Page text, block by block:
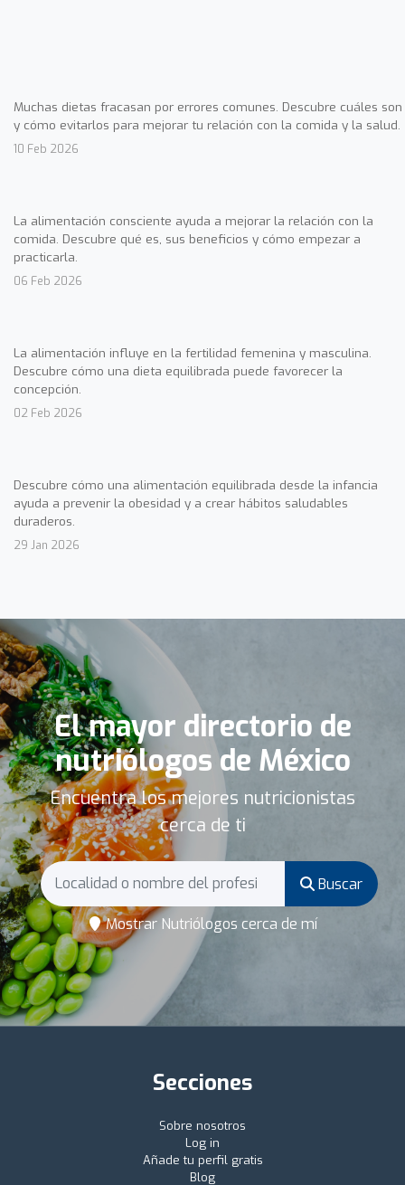
Muchas dietas fracasan por errores comunes. Descubre cuáles son
y cómo evitarlos para mejorar tu relación con la comida y la salud.
10 Feb 2026
La alimentación consciente ayuda a mejorar la relación con la
comida. Descubre qué es, sus beneficios y cómo empezar a
practicarla.
06 Feb 2026
La alimentación influye en la fertilidad femenina y masculina.
Descubre cómo una dieta equilibrada puede favorecer la
concepción.
02 Feb 2026
Descubre cómo una alimentación equilibrada desde la infancia
ayuda a prevenir la obesidad y a crear hábitos saludables
duraderos.
29 Jan 2026
El mayor directorio de
nutriólogos de México
Encuentra los mejores nutricionistas
cerca de ti
Buscar
Mostrar Nutriólogos cerca de mí
Secciones
Sobre nosotros
Log in
Añade tu perfil gratis
Blog